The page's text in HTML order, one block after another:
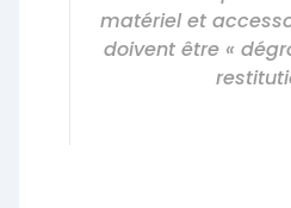
matériel et
doivent être «